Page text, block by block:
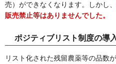
売）ができなくなります。しかし、
販売禁止等はありませんでした。
ポジティブリスト制度の導
リスト化された残留農薬等の品数が